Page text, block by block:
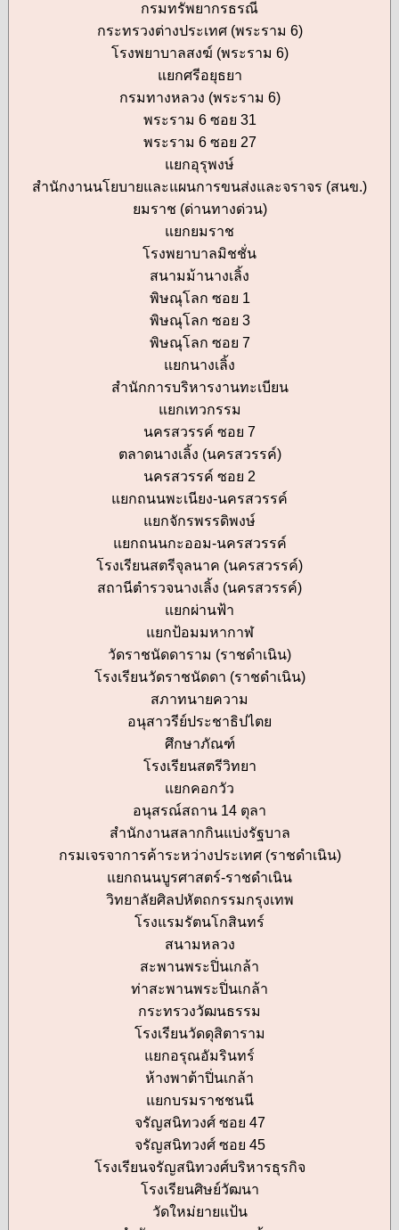
กรมทรัพยากรธรณี
กระทรวงต่างประเทศ (พระราม 6)
โรงพยาบาลสงฆ์ (พระราม 6)
แยกศรีอยุธยา
กรมทางหลวง (พระราม 6)
พระราม 6 ซอย 31
พระราม 6 ซอย 27
แยกอุรุพงษ์
สำนักงานนโยบายและแผนการขนส่งและจราจร (สนข.)
ยมราช (ด่านทางด่วน)
แยกยมราช
โรงพยาบาลมิชชั่น
สนามม้านางเลิ้ง
พิษณุโลก ซอย 1
พิษณุโลก ซอย 3
พิษณุโลก ซอย 7
แยกนางเลิ้ง
สำนักการบริหารงานทะเบียน
แยกเทวกรรม
นครสวรรค์ ซอย 7
ตลาดนางเลิ้ง (นครสวรรค์)
นครสวรรค์ ซอย 2
แยกถนนพะเนียง-นครสวรรค์
แยกจักรพรรดิพงษ์
แยกถนนกะออม-นครสวรรค์
โรงเรียนสตรีจุลนาค (นครสวรรค์)
สถานีตำรวจนางเลิ้ง (นครสวรรค์)
แยกผ่านฟ้า
แยกป้อมมหากาฬ
วัดราชนัดดาราม (ราชดำเนิน)
โรงเรียนวัดราชนัดดา (ราชดำเนิน)
สภาทนายความ
อนุสาวรีย์ประชาธิปไตย
ศึกษาภัณฑ์
โรงเรียนสตรีวิทยา
แยกคอกวัว
อนุสรณ์สถาน 14 ตุลา
สำนักงานสลากกินแบ่งรัฐบาล
กรมเจรจาการค้าระหว่างประเทศ (ราชดำเนิน)
แยกถนนบูรศาสตร์-ราชดำเนิน
วิทยาลัยศิลปหัตถกรรมกรุงเทพ
โรงแรมรัตนโกสินทร์
สนามหลวง
สะพานพระปิ่นเกล้า
ท่าสะพานพระปิ่นเกล้า
กระทรวงวัฒนธรรม
โรงเรียนวัดดุสิตาราม
แยกอรุณอัมรินทร์
ห้างพาต้าปิ่นเกล้า
แยกบรมราชชนนี
จรัญสนิทวงศ์ ซอย 47
จรัญสนิทวงศ์ ซอย 45
โรงเรียนจรัญสนิทวงศ์บริหารธุรกิจ
โรงเรียนศิษย์วัฒนา
วัดใหม่ยายแป้น